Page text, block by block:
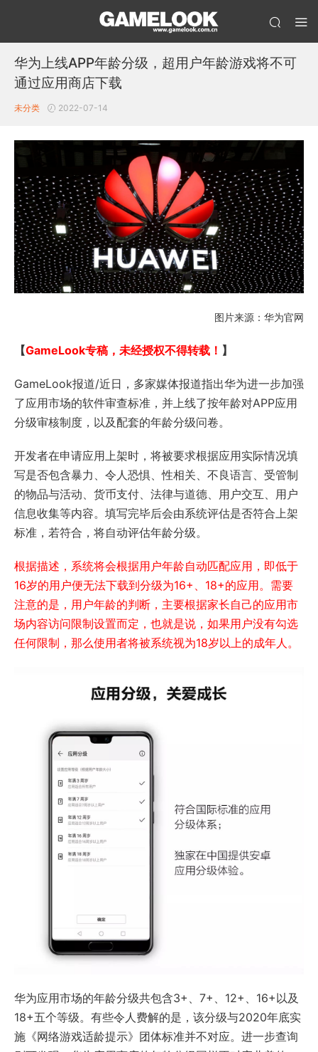
华为上线APP年龄分级，超用户年龄游戏将不可
通过应用商店下载
未分类 2022-07-14
图片来源：华为官网
【GameLook专稿，未经授权不得转载！ 】
GameLook报道/近日，多家媒体报道指出华为进一步加强
了应用市场的软件审查标准，并上线了按年龄对APP应用
分级审核制度，以及配套的年龄分级问卷。
开发者在申请应用上架时，将被要求根据应用实际情况填
写是否包含暴力、令人恐惧、性相关、不良语言、受管制
的物品与活动、货币支付、法律与道德、用户交互、用户
信息收集等内容。填写完毕后会由系统评估是否符合上架
标准，若符合，将自动评估年龄分级。
根据描述，系统将会根据用户年龄自动匹配应用，即低于
16岁的用户便无法下载到分级为16+、18+的应用。需要
注意的是，用户年龄的判断，主要根据家长自己的应用市
场内容访问限制设置而定，也就是说，如果用户没有勾选
任何限制，那么使用者将被系统视为18岁以上的成年人。
华为应用市场的年龄分级共包含3+、7+、12+、16+以及
18+五个等级。有些令人费解的是，该分级与2020年底实
施《网络游戏适龄提示》团体标准并不对应。进一步查询